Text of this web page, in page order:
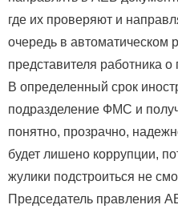
где их проверяют и
очередь в
представителя работника о
В определенный срок
подразделение ФМС и
понятно, прозрачно,
будет лишено коррупции,
жулики подстроиться не
Председатель правления